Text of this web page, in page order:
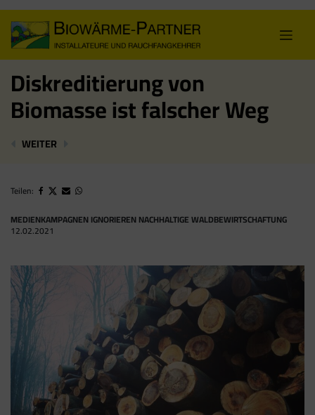
content
Diskreditierung von
Biomasse ist falscher Weg
BIOMASSE-VERBAND BEGRÜSST KESSELTAUSCH-
WEITER
Teilen:
MEDIENKAMPAGNEN IGNORIEREN NACHHALTIGE WALDBEWIRTSCHAFTUNG
12.02.2021